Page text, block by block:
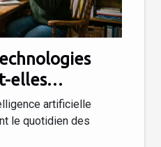
elles
petitesartificielle
le quotidien des